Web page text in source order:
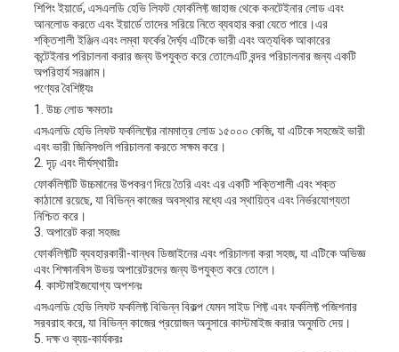
শিপিং ইয়ার্ডে, এসএলডি হেভি লিফট ফোর্কলিফ্ট জাহাজ থেকে কনটেইনার লোড এবং
আনলোড করতে এবং ইয়ার্ডে তাদের সরিয়ে নিতে ব্যবহার করা যেতে পারে।এর
শক্তিশালী ইঞ্জিন এবং লম্বা ফর্কের দৈর্ঘ্য এটিকে ভারী এবং অত্যধিক আকারের
কন্টেইনার পরিচালনা করার জন্য উপযুক্ত করে তোলেএটি বন্দর পরিচালনার জন্য একটি
অপরিহার্য সরঞ্জাম।
পণ্যের বৈশিষ্ট্যঃ
1. উচ্চ লোড ক্ষমতাঃ
এসএলডি হেভি লিফট ফর্কলিফ্টের নামমাত্র লোড ১৫০০০ কেজি, যা এটিকে সহজেই ভারী
এবং ভারী জিনিসগুলি পরিচালনা করতে সক্ষম করে।
2. দৃঢ় এবং দীর্ঘস্থায়ীঃ
ফোর্কলিফ্টটি উচ্চমানের উপকরণ দিয়ে তৈরি এবং এর একটি শক্তিশালী এবং শক্ত
কাঠামো রয়েছে, যা বিভিন্ন কাজের অবস্থার মধ্যে এর স্থায়িত্ব এবং নির্ভরযোগ্যতা
নিশ্চিত করে।
3. অপারেট করা সহজঃ
ফোর্কলিফ্টটি ব্যবহারকারী-বান্ধব ডিজাইনের এবং পরিচালনা করা সহজ, যা এটিকে অভিজ্ঞ
এবং শিক্ষানবিস উভয় অপারেটরদের জন্য উপযুক্ত করে তোলে।
4. কাস্টমাইজযোগ্য অপশনঃ
এসএলডি হেভি লিফট ফর্কলিফ্ট বিভিন্ন বিকল্প যেমন সাইড শিফ্ট এবং ফর্কলিফ্ট পজিশনার
সরবরাহ করে, যা বিভিন্ন কাজের প্রয়োজন অনুসারে কাস্টমাইজ করার অনুমতি দেয়।
5. দক্ষ ও ব্যয়-কার্যকরঃ